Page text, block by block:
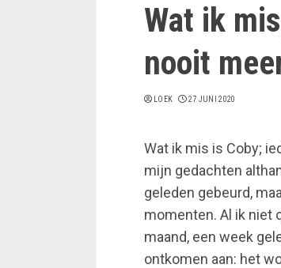
Wat ik
nooit
LOEK 27 JUNI 2020
Wat ik mis is Coby;
mijn gedachten
geleden gebeurd,
momenten. Al ik niet
maand, een week
ontkomen aan: het